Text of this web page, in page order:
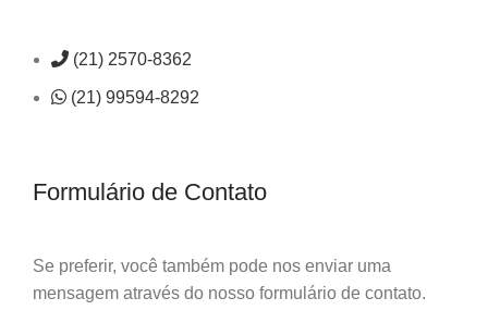
(21) 2570-8362
(21) 99594-8292
Formulário de Contato
Se preferir, você também pode nos enviar uma
mensagem através do nosso formulário de contato.